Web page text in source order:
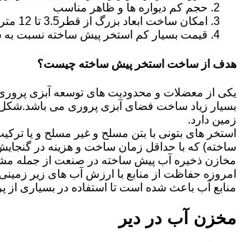
حجم کم دیواره ها و ظاهر مناسب
امکان ساخت ابعاد بزرگ از قطر3.5 تا 12 متر و ارتفاع 1.2 تا 2.2 متر
قیمت بسیار کم استخر پیش ساخته نسبت به
هدف از ساخت استخر پیش ساخته چیست؟
یکی از معضلات و محدودیت های توسعه آبزی پروری
بسیار زیاد ساخت فضای آبزی پروری می
زمین دارد.
استخر های بتونی با بتن مسلح و غیر مسلح و یا
ساخته) که با حداقل زمان ساخت و هزینه در
مخازن ذخیره آب پیش ساخته در صنعت از جمله
امروزه حفاظت از منابع با ارزش آب های زیر
منابع آب باعث شده است تا استفاده در بسیاری از
مخزن آب در دیر